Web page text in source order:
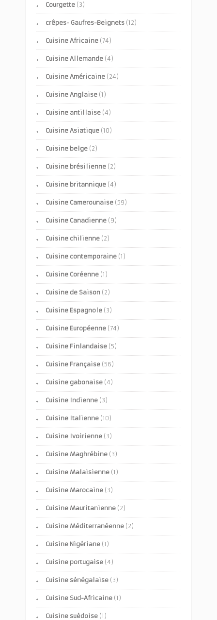
Courgette (3)
crêpes- Gaufres-Beignets (12)
Cuisine Africaine (74)
Cuisine Allemande (4)
Cuisine Américaine (24)
Cuisine Anglaise (1)
Cuisine antillaise (4)
Cuisine Asiatique (10)
Cuisine belge (2)
Cuisine brésilienne (2)
Cuisine britannique (4)
Cuisine Camerounaise (59)
Cuisine Canadienne (9)
Cuisine chilienne (2)
Cuisine contemporaine (1)
Cuisine Coréenne (1)
Cuisine de Saison (2)
Cuisine Espagnole (3)
Cuisine Européenne (74)
Cuisine Finlandaise (5)
Cuisine Française (56)
Cuisine gabonaise (4)
Cuisine Indienne (3)
Cuisine Italienne (10)
Cuisine Ivoirienne (3)
Cuisine Maghrébine (3)
Cuisine Malaisienne (1)
Cuisine Marocaine (3)
Cuisine Mauritanienne (2)
Cuisine Méditerranéenne (2)
Cuisine Nigériane (1)
Cuisine portugaise (4)
Cuisine sénégalaise (3)
Cuisine Sud-Africaine (1)
Cuisine suèdoise (1)